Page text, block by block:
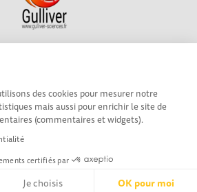
des cookies pour mesurer notre
mais aussi pour enrichir le site de
(commentaires et widgets).
certifiés par
Je choisis OK pour moi
Alpes-Côte d'Azur est à
et l'Innovation Provence-
est mise en oeuvre pour
de confidentialité